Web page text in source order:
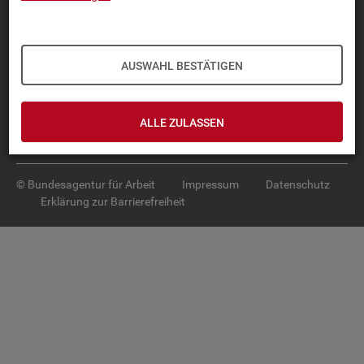
AUSWAHL BESTÄTIGEN
ALLE ZULASSEN
TOP-PRO­DUK­TE
SER­VICE
© Bundesagentur für Arbeit Impressum
Datenschutz
Erklärung zur Barrierefreiheit